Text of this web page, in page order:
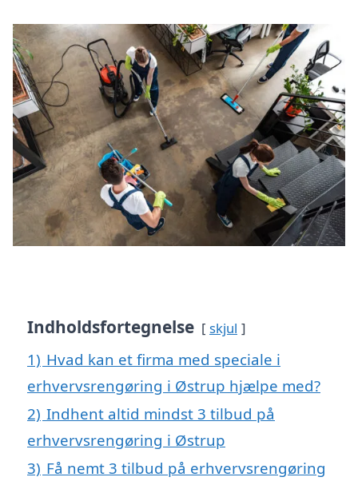
Indholdsfortegnelse skjul
1) Hvad kan et firma med speciale i
erhvervsrengøring i Østrup hjælpe med?
2) Indhent altid mindst 3 tilbud på
erhvervsrengøring i Østrup
3) Få nemt 3 tilbud på erhvervsrengøring